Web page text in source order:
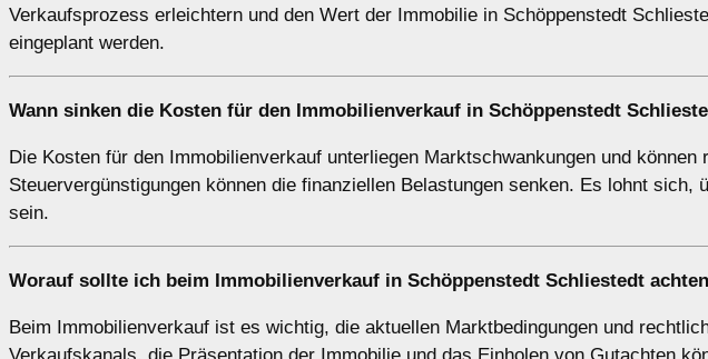
Verkaufsprozess erleichtern und den Wert der Immobilie in Schöppenstedt
eingeplant werden.
Wann sinken die Kosten für den Immobilienverkauf in Schöppenstedt
Die Kosten für den Immobilienverkauf unterliegen Marktschwankungen und
Steuervergünstigungen können die finanziellen Belastungen senken. Es lohnt sich,
sein.
Worauf sollte ich beim Immobilienverkauf in Schöppenstedt Schliestedt
Beim Immobilienverkauf ist es wichtig, die aktuellen Marktbedingungen und